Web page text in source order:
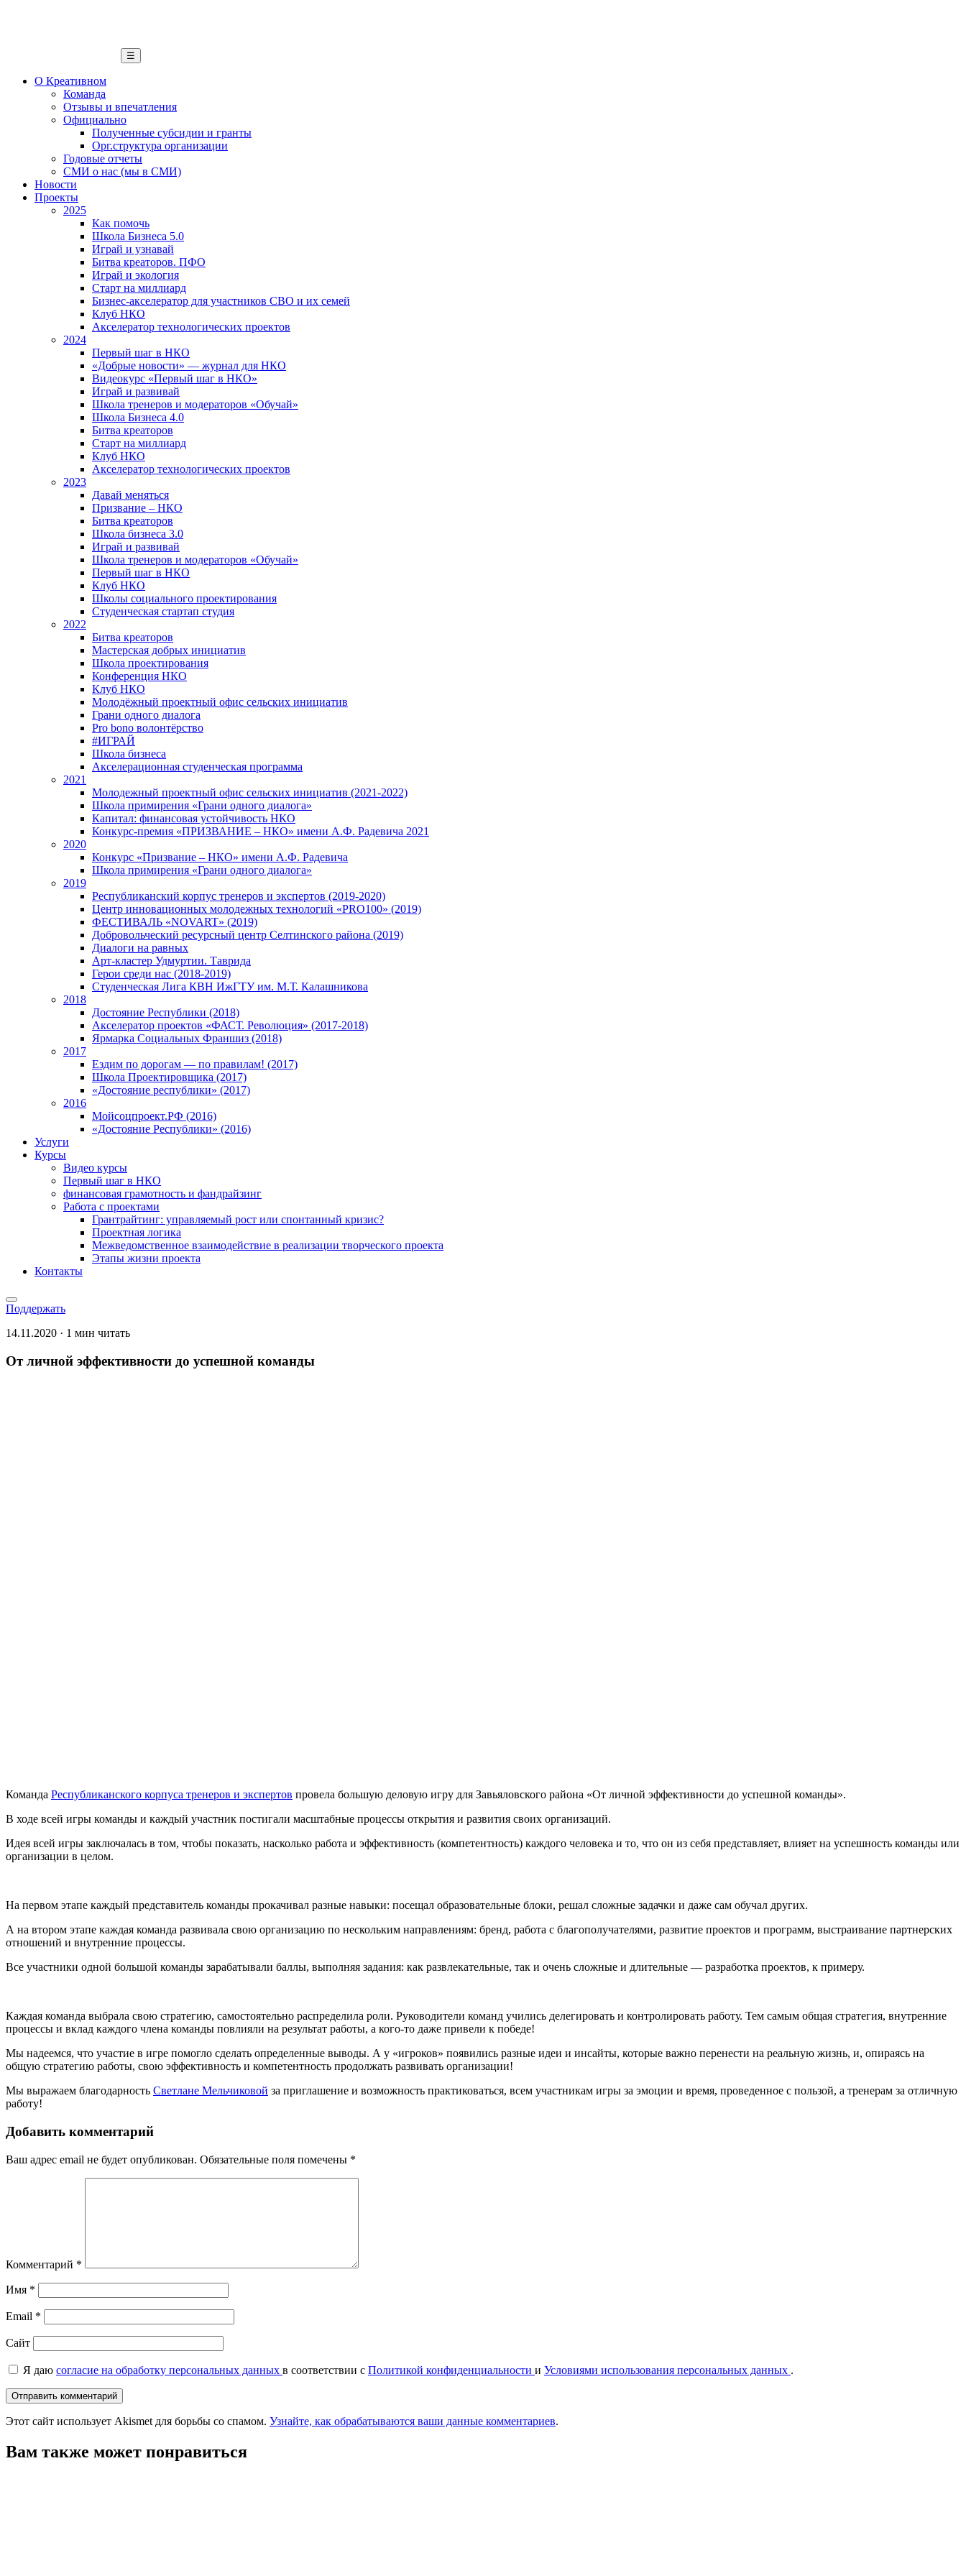
☰
О Креативном
Команда
Отзывы и впечатления
Официально
Полученные субсидии и гранты
Орг.структура организации
Годовые отчеты
СМИ о нас (мы в СМИ)
Новости
Проекты
2025
Как помочь
Школа Бизнеса 5.0
Играй и узнавай
Битва креаторов. ПФО
Играй и экология
Старт на миллиард
Бизнес-акселератор для участников СВО и их семей
Клуб НКО
Акселератор технологических проектов
2024
Первый шаг в НКО
«Добрые новости» — журнал для НКО
Видеокурс «Первый шаг в НКО»
Играй и развивай
Школа тренеров и модераторов «Обучай»
Школа Бизнеса 4.0
Битва креаторов
Старт на миллиард
Клуб НКО
Акселератор технологических проектов
2023
Давай меняться
Призвание – НКО
Битва креаторов
Школа бизнеса 3.0
Играй и развивай
Школа тренеров и модераторов «Обучай»
Первый шаг в НКО
Клуб НКО
Школы социального проектирования
Студенческая стартап студия
2022
Битва креаторов
Мастерская добрых инициатив
Школа проектирования
Конференция НКО
Клуб НКО
Молодёжный проектный офис сельских инициатив
Грани одного диалога
Pro bono волонтёрство
#ИГРАЙ
Школа бизнеса
Акселерационная студенческая программа
2021
Молодежный проектный офис сельских инициатив (2021-2022)
Школа примирения «Грани одного диалога»
Капитал: финансовая устойчивость НКО
Конкурс-премия «ПРИЗВАНИЕ – НКО» имени А.Ф. Радевича 2021
2020
Конкурс «Призвание – НКО» имени А.Ф. Радевича
Школа примирения «Грани одного диалога»
2019
Республиканский корпус тренеров и экспертов (2019-2020)
Центр инновационных молодежных технологий «PRO100» (2019)
ФЕСТИВАЛЬ «NOVART» (2019)
Добровольческий ресурсный центр Селтинского района (2019)
Диалоги на равных
Арт-кластер Удмуртии. Таврида
Герои среди нас (2018-2019)
Студенческая Лига КВН ИжГТУ им. М.Т. Калашникова
2018
Достояние Республики (2018)
Акселератор проектов «ФАСТ. Революция» (2017-2018)
Ярмарка Социальных Франшиз (2018)
2017
Ездим по дорогам — по правилам! (2017)
Школа Проектировщика (2017)
«Достояние республики» (2017)
2016
Мойсоцпроект.РФ (2016)
«Достояние Республики» (2016)
Услуги
Курсы
Видео курсы
Первый шаг в НКО
финансовая грамотность и фандрайзинг
Работа с проектами
Грантрайтинг: управляемый рост или спонтанный кризис?
Проектная логика
Межведомственное взаимодействие в реализации творческого проекта
Этапы жизни проекта
Контакты
Поддержать
14.11.2020 · 1 мин читать
От личной эффективности до успешной команды
Команда Республиканского корпуса тренеров и экспертов провела большую деловую игру для Завьяловского района «От личной эффективности до успешной команды».
В ходе всей игры команды и каждый участник постигали масштабные процессы открытия и развития своих организаций.
Идея всей игры заключалась в том, чтобы показать, насколько работа и эффективность (компетентность) каждого человека и то, что он из себя представляет, влияет на успешность команды или
организации в целом.
На первом этапе каждый представитель команды прокачивал разные навыки: посещал образовательные блоки, решал сложные задачки и даже сам обучал других.
А на втором этапе каждая команда развивала свою организацию по нескольким направлениям: бренд, работа с благополучателями, развитие проектов и программ, выстраивание партнерских
отношений и внутренние процессы.
Все участники одной большой команды зарабатывали баллы, выполняя задания: как развлекательные, так и очень сложные и длительные — разработка проектов, к примеру.
Каждая команда выбрала свою стратегию, самостоятельно распределила роли. Руководители команд учились делегировать и контролировать работу. Тем самым общая стратегия, внутренние
процессы и вклад каждого члена команды повлияли на результат работы, а кого-то даже привели к победе!
Мы надеемся, что участие в игре помогло сделать определенные выводы. А у «игроков» появились разные идеи и инсайты, которые важно перенести на реальную жизнь, и, опираясь на
общую стратегию работы, свою эффективность и компетентность продолжать развивать организации!
Мы выражаем благодарность Светлане Мельчиковой за приглашение и возможность практиковаться, всем участникам игры за эмоции и время, проведенное с пользой, а тренерам за отличную
работу!
Добавить комментарий
Ваш адрес email не будет опубликован. Обязательные поля помечены *
Комментарий *
Имя *
Email *
Сайт
Я даю согласие на обработку персональных данных в соответствии с Политикой конфиденциальности и Условиями использования персональных данных .
Этот сайт использует Akismet для борьбы со спамом. Узнайте, как обрабатываются ваши данные комментариев.
Вам также может понравиться